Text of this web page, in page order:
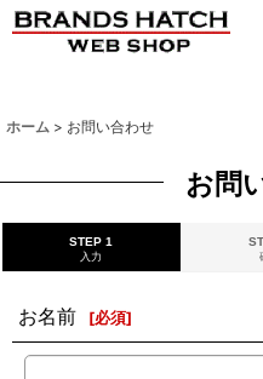
ホーム > お問い合わせ
お問
STEP 1
入力
お名前 [必須]